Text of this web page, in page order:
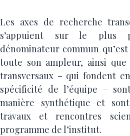
Les axes de recherche
s’appuient sur le plus
dénominateur commun
toute son ampleur, ainsi que
transversaux – qui fondent
spécificité de l’équipe –
manière synthétique et
travaux et rencontres
programme de l’institut.